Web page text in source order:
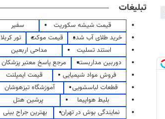
تبلیغات
قیمت شیشه سکوریت
سفیر
خرید طلای آب شده
قیمت موکت
تور کربلا
استند تسلیت
مداحی اربعین
دوربین مداربسته
مرجع پاسخ معتبر پزشکان
فروش مواد شیمیایی
قیمت ایمپلنت
قطعات لباسشویی
آموزشگاه تیزهوشان
بلیط هواپیما
پرشین هتل
نمایندگی بوش در تهران
بهترین جراح بینی